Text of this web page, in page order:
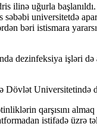
ilinə uğurla
universitetdə
bəri istismara
dezinfeksiya işləri
Universitetində
qarşısını
istifadə üzrə